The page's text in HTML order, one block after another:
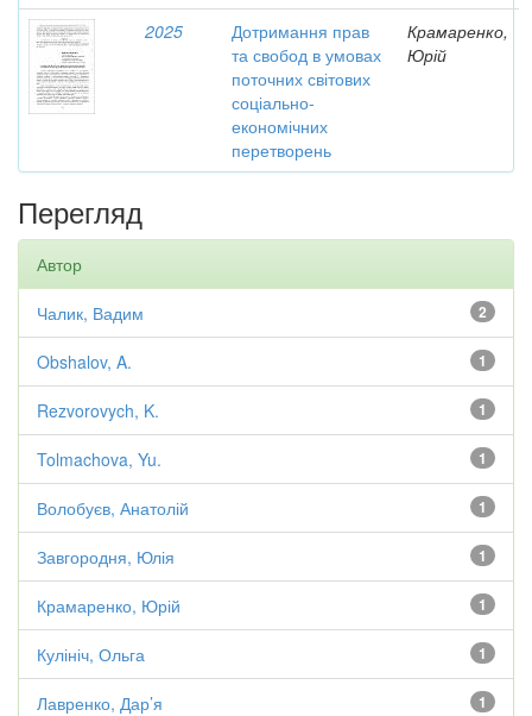
2025
Дотримання прав
та свобод в умовах
поточних світових
соціально-
економічних
перетворень
Крамаренко,
Юрій
Перегляд
Автор
2
Чалик, Вадим
1
Obshalov, A.
1
Rezvorovych, K.
1
Tolmachova, Yu.
1
Волобуєв, Анатолій
1
Завгородня, Юлія
1
Крамаренко, Юрій
1
Кулініч, Ольга
1
Лавренко, Дар’я